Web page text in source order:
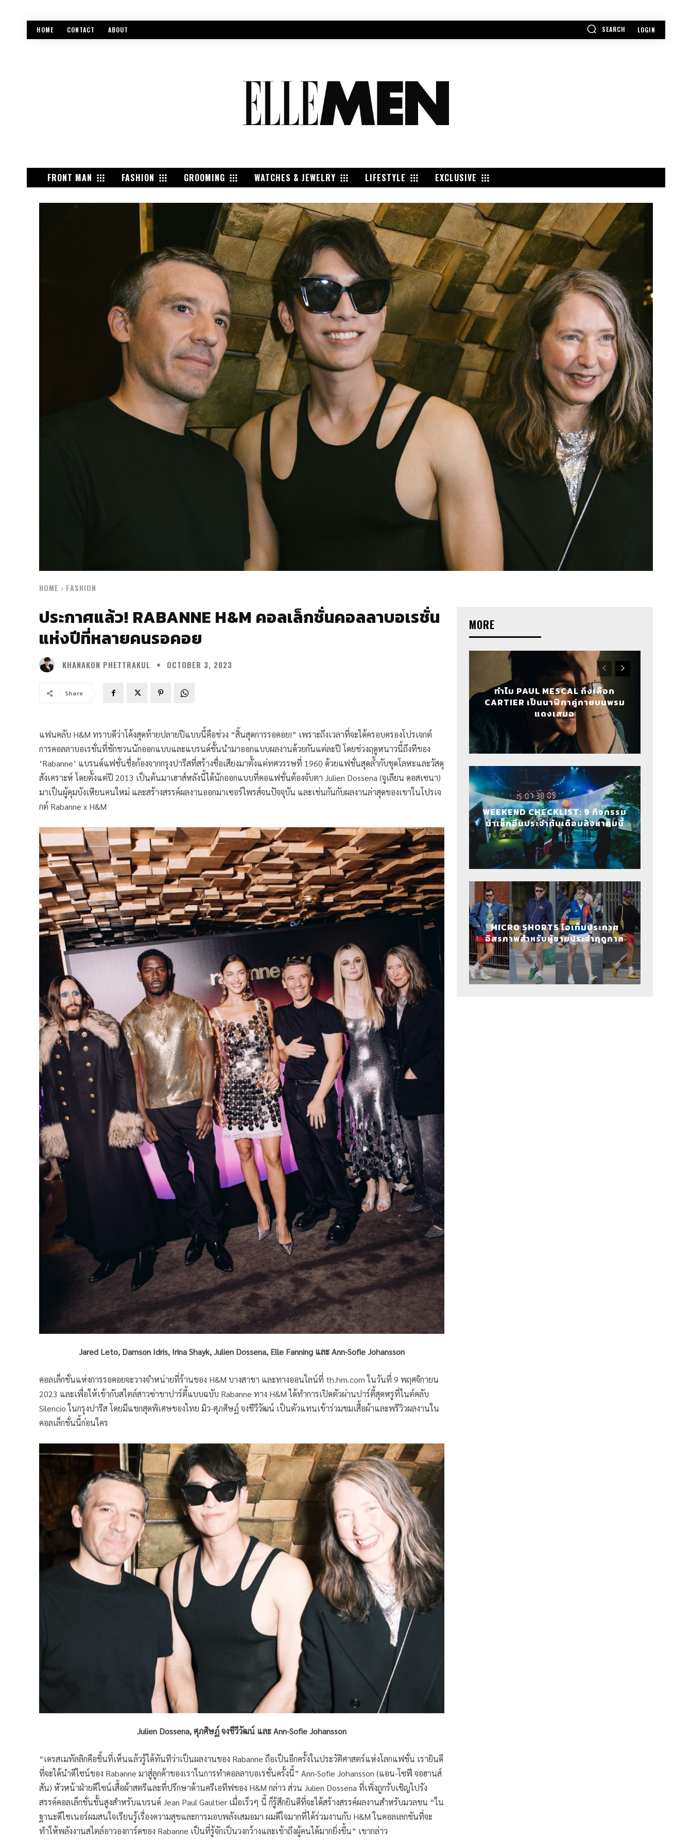
HOME CONTACT ABOUT SEARCH LOGIN
FRONT MAN FASHION GROOMING WATCHES & JEWELRY LIFESTYLE EXCLUSIVE
HOME FASHION
ประกาศแล้ว! RABANNE H&M คอลเล็กชั่นคอลลาบอเรชั่น
แห่งปีที่หลายคนรอคอย
KHANAKON PHETTRAKUL OCTOBER 3, 2023
Share
แฟนคลับ H&M ทราบดีว่าโค้งสุดท้ายปลายปีแบบนี้คือช่วง “สิ้นสุดการรอคอย!” เพราะถึงเวลาที่จะได้ครอบครองโปรเจกต์
การคอลลาบอเรชั่นที่ชักชวนนักออกแบบและแบรนด์ชั้นนำมาออกแบบผลงานด้วยกันแต่ละปี โดยช่วงฤดูหนาวนี้ถึงทีของ
‘Rabanne’ แบรนด์แฟชั่นชื่อก้องจากกรุงปารีสที่สร้างชื่อเสียงมาตั้งแต่ทศวรรษที่ 1960 ด้วยแฟชั่นสุดล้ำกับชุดโลหะและวัสดุ
สังเคราะห์ โดยตั้งแต่ปี 2013 เป็นต้นมาเฮาส์หลังนี้ได้นักออกแบบที่คอแฟชั่นต้องจับตา Julien Dossena (จูเลียน ดอสเซนา)
มาเป็นผู้คุมบังเหียนคนใหม่ และสร้างสรรค์ผลงานออกมาเซอร์ไพรส์จนปัจจุบัน และเช่นกันกับผลงานล่าสุดของเขาในโปรเจ
กต์ Rabanne x H&M
Jared Leto, Damson Idris, Irina Shayk, Julien Dossena, Elle Fanning และ Ann-Sofie Johansson
คอลเล็กชั่นแห่งการรอคอยจะวางจำหน่ายที่ร้านของ H&M บางสาขา และทางออนไลน์ที่ th.hm.com ในวันที่ 9 พฤศจิกายน
2023 และเพื่อให้เข้ากับสไตล์สาวซ่าขาปาร์ตี้แบบฉบับ Rabanne ทาง H&M ได้ทำการเปิดตัวผ่านปาร์ตี้สุดหรูที่ไนต์คลับ
Silencio ในกรุงปารีส โดยมีแขกสุดพิเศษของไทย มิว-ศุภศิษฏ์ จงชีวีวัฒน์ เป็นตัวแทนเข้าร่วมชมเสื้อผ้าและพรีวิวผลงานใน
คอลเล็กชั่นนี้ก่อนใคร
Julien Dossena, ศุภศิษฏ์ จงชีวีวัฒน์ และ Ann-Sofie Johansson
“เดรสเมทัลลิกคือชิ้นที่เห็นแล้วรู้ได้ทันทีว่าเป็นผลงานของ Rabanne ถือเป็นอีกครั้งในประวัติศาสตร์แห่งโลกแฟชั่น เรายินดี
ที่จะได้นำดีไซน์ของ Rabanne มาสู่ลูกค้าของเราในการทำคอลลาบอเรชั่นครั้งนี้” Ann-Sofie Johansson (แอน-โซฟี จอฮานส์
สัน) หัวหน้าฝ่ายดีไซน์เสื้อผ้าสตรีและที่ปรึกษาด้านครีเอทีฟของ H&M กล่าว ส่วน Julien Dossena ที่เพิ่งถูกรับเชิญไปรัง
สรรค์คอลเล็กชั่นชั้นสูงสำหรับแบรนด์ Jean Paul Gaultier เมื่อเร็วๆ นี้ ก็รู้สึกยินดีที่จะได้สร้างสรรค์ผลงานสำหรับมวลชน “ใน
ฐานะดีไซเนอร์ผมสนใจเรียนรู้เรื่องความสุขและการมอบพลังเสมอมา ผมดีใจมากที่ได้ร่วมงานกับ H&M ในคอลเลกชันที่จะ
ทำให้พลังงานสไตล์อาวองการ์ดของ Rabanne เป็นที่รู้จักเป็นวงกว้างและเข้าถึงผู้คนได้มากยิ่งขึ้น” เขากล่าว
MORE
ทำไม PAUL MESCAL ถึงเลือก
CARTIER เป็นนาฬิกาคู่กายบนพรม
แดงเสมอ
WEEKEND CHECKLIST: 9 กิจกรรม
น่าเช็กอินประจำต้นเดือนสิงหาคมนี้
MICRO SHORTS ไอเท็มประกาศ
อิสรภาพสำหรับผู้ชายประจำฤดูกาล